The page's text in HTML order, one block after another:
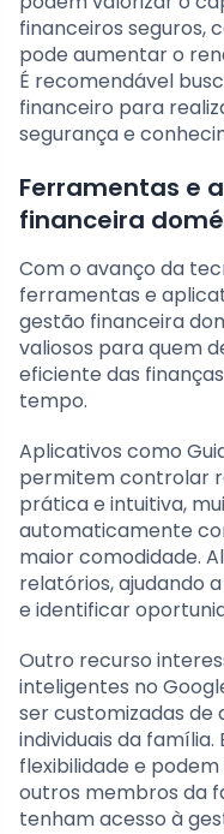
financeiros seguros,
pode aumentar o
É recomendável
financeiro para
segurança e
Ferramentas e
financeira
Com o avanço da
ferramentas e
gestão financeira
valiosos para quem
eficiente das
tempo.
Aplicativos como
permitem controlar
prática e intuitiva,
automaticamente
maior comodidade.
relatórios, ajudando
e identificar
Outro recurso
inteligentes no
ser customizadas de
individuais da
flexibilidade e
outros membros da
tenham acesso à